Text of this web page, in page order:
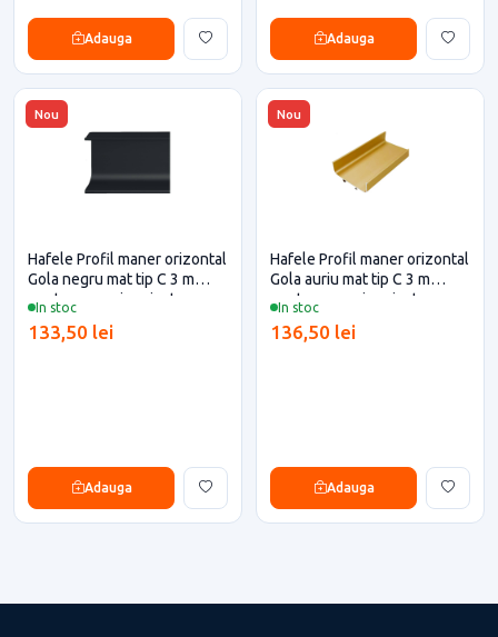
Adauga Adauga
Nou
In stoc
Hafele Profil maner orizontal
Gola negru mat tip C 3 m
pentru casa si proiecte
133,50 lei
Adauga
Nou
In stoc
Hafele Profil maner orizontal
Gola auriu mat tip C 3 m
pentru casa si proiecte
136,50 lei
Adauga